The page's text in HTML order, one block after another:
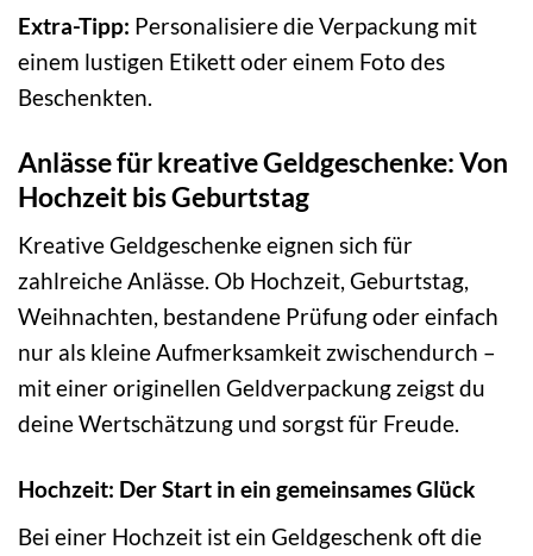
Extra-Tipp: Personalisiere die Verpackung mit
einem lustigen Etikett oder einem Foto des
Beschenkten.
Anlässe für kreative Geldgeschenke: Von
Hochzeit bis Geburtstag
Kreative Geldgeschenke eignen sich für
zahlreiche Anlässe. Ob Hochzeit, Geburtstag,
Weihnachten, bestandene Prüfung oder einfach
nur als kleine Aufmerksamkeit zwischendurch –
mit einer originellen Geldverpackung zeigst du
deine Wertschätzung und sorgst für Freude.
Hochzeit: Der Start in ein gemeinsames Glück
Bei einer Hochzeit ist ein Geldgeschenk oft die